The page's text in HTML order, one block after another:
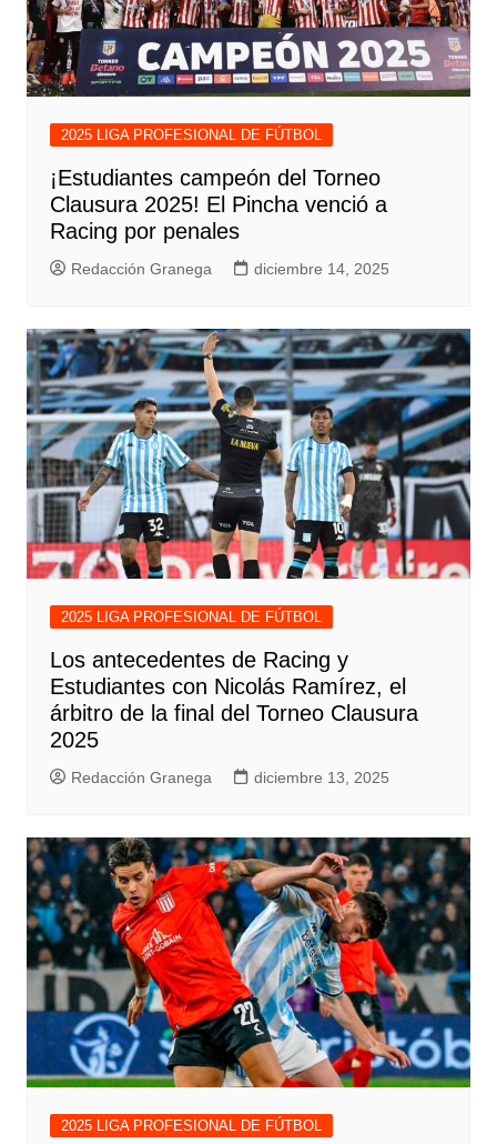
2025 LIGA PROFESIONAL DE FÚTBOL
¡Estudiantes campeón del Torneo
Clausura 2025! El Pincha venció a
Racing por penales
Redacción Granega diciembre 14, 2025
2025 LIGA PROFESIONAL DE FÚTBOL
Los antecedentes de Racing y
Estudiantes con Nicolás Ramírez, el
árbitro de la final del Torneo Clausura
2025
Redacción Granega diciembre 13, 2025
2025 LIGA PROFESIONAL DE FÚTBOL